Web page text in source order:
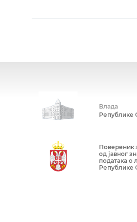
Влада
Републике
Повереник
од јавног
података о
Републике